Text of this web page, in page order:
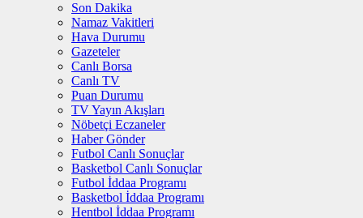
Son Dakika
Namaz Vakitleri
Hava Durumu
Gazeteler
Canlı Borsa
Canlı TV
Puan Durumu
TV Yayın Akışları
Nöbetçi Eczaneler
Haber Gönder
Futbol Canlı Sonuçlar
Basketbol Canlı Sonuçlar
Futbol İddaa Programı
Basketbol İddaa Programı
Hentbol İddaa Programı